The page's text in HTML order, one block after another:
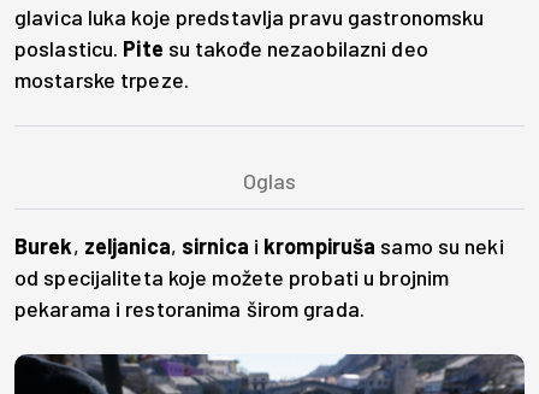
glavica luka koje predstavlja pravu gastronomsku
poslasticu. Pite su takođe nezaobilazni deo
mostarske trpeze.
Burek, zeljanica, sirnica i krompiruša samo su neki
od specijaliteta koje možete probati u brojnim
pekarama i restoranima širom grada.